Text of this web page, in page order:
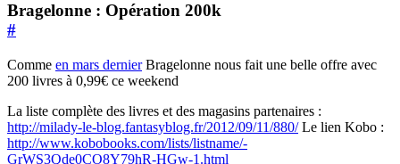
Bragelonne : Opération 200k
#
Comme en mars dernierBragelonne nous fait une belle offre avec
200 livres à 0,99€ ce weekend
La liste complète des livres et des magasins partenaires :
http://milady-le-blog.fantasyblog.fr/2012/09/11/880/Le lien Kobo :
http://www.kobobooks.com/lists/listname/-
GrWS3Qde0CO8Y79hR-HGw-1.html